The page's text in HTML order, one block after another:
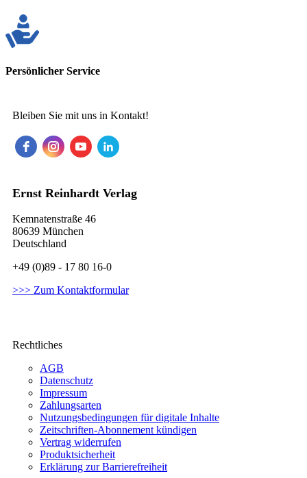
Persönlicher Service
Bleiben Sie mit uns in Kontakt!
Ernst Reinhardt Verlag
Kemnatenstraße 46
80639 München
Deutschland
+49 (0)89 - 17 80 16-0
>>> Zum Kontaktformular
Rechtliches
AGB
Datenschutz
Impressum
Zahlungsarten
Nutzungsbedingungen für digitale Inhalte
Zeitschriften-Abonnement kündigen
Vertrag widerrufen
Produktsicherheit
Erklärung zur Barrierefreiheit